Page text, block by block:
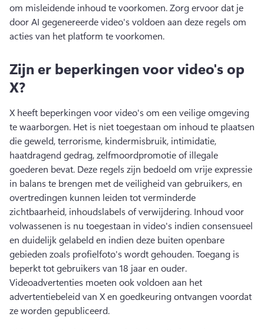
om misleidende inhoud te voorkomen. Zorg ervoor dat je
door AI gegenereerde video's voldoen aan deze regels om
acties van het platform te voorkomen.
Zijn er beperkingen voor video's op
X?
X heeft beperkingen voor video's om een veilige omgeving
te waarborgen. Het is niet toegestaan om inhoud te plaatsen
die geweld, terrorisme, kindermisbruik, intimidatie,
haatdragend gedrag, zelfmoordpromotie of illegale
goederen bevat. Deze regels zijn bedoeld om vrije expressie
in balans te brengen met de veiligheid van gebruikers, en
overtredingen kunnen leiden tot verminderde
zichtbaarheid, inhoudslabels of verwijdering. Inhoud voor
volwassenen is nu toegestaan in video's indien consensueel
en duidelijk gelabeld en indien deze buiten openbare
gebieden zoals profielfoto's wordt gehouden. Toegang is
Videoadvertenties moeten ook voldoen aan het
advertentiebeleid van X en goedkeuring ontvangen voordat
ze worden gepubliceerd.